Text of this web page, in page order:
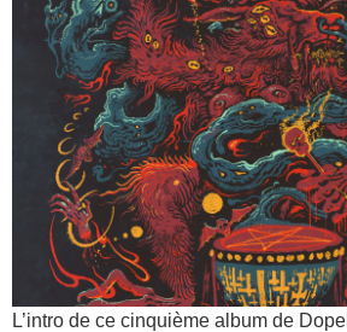
L’intro de ce cinquième album de